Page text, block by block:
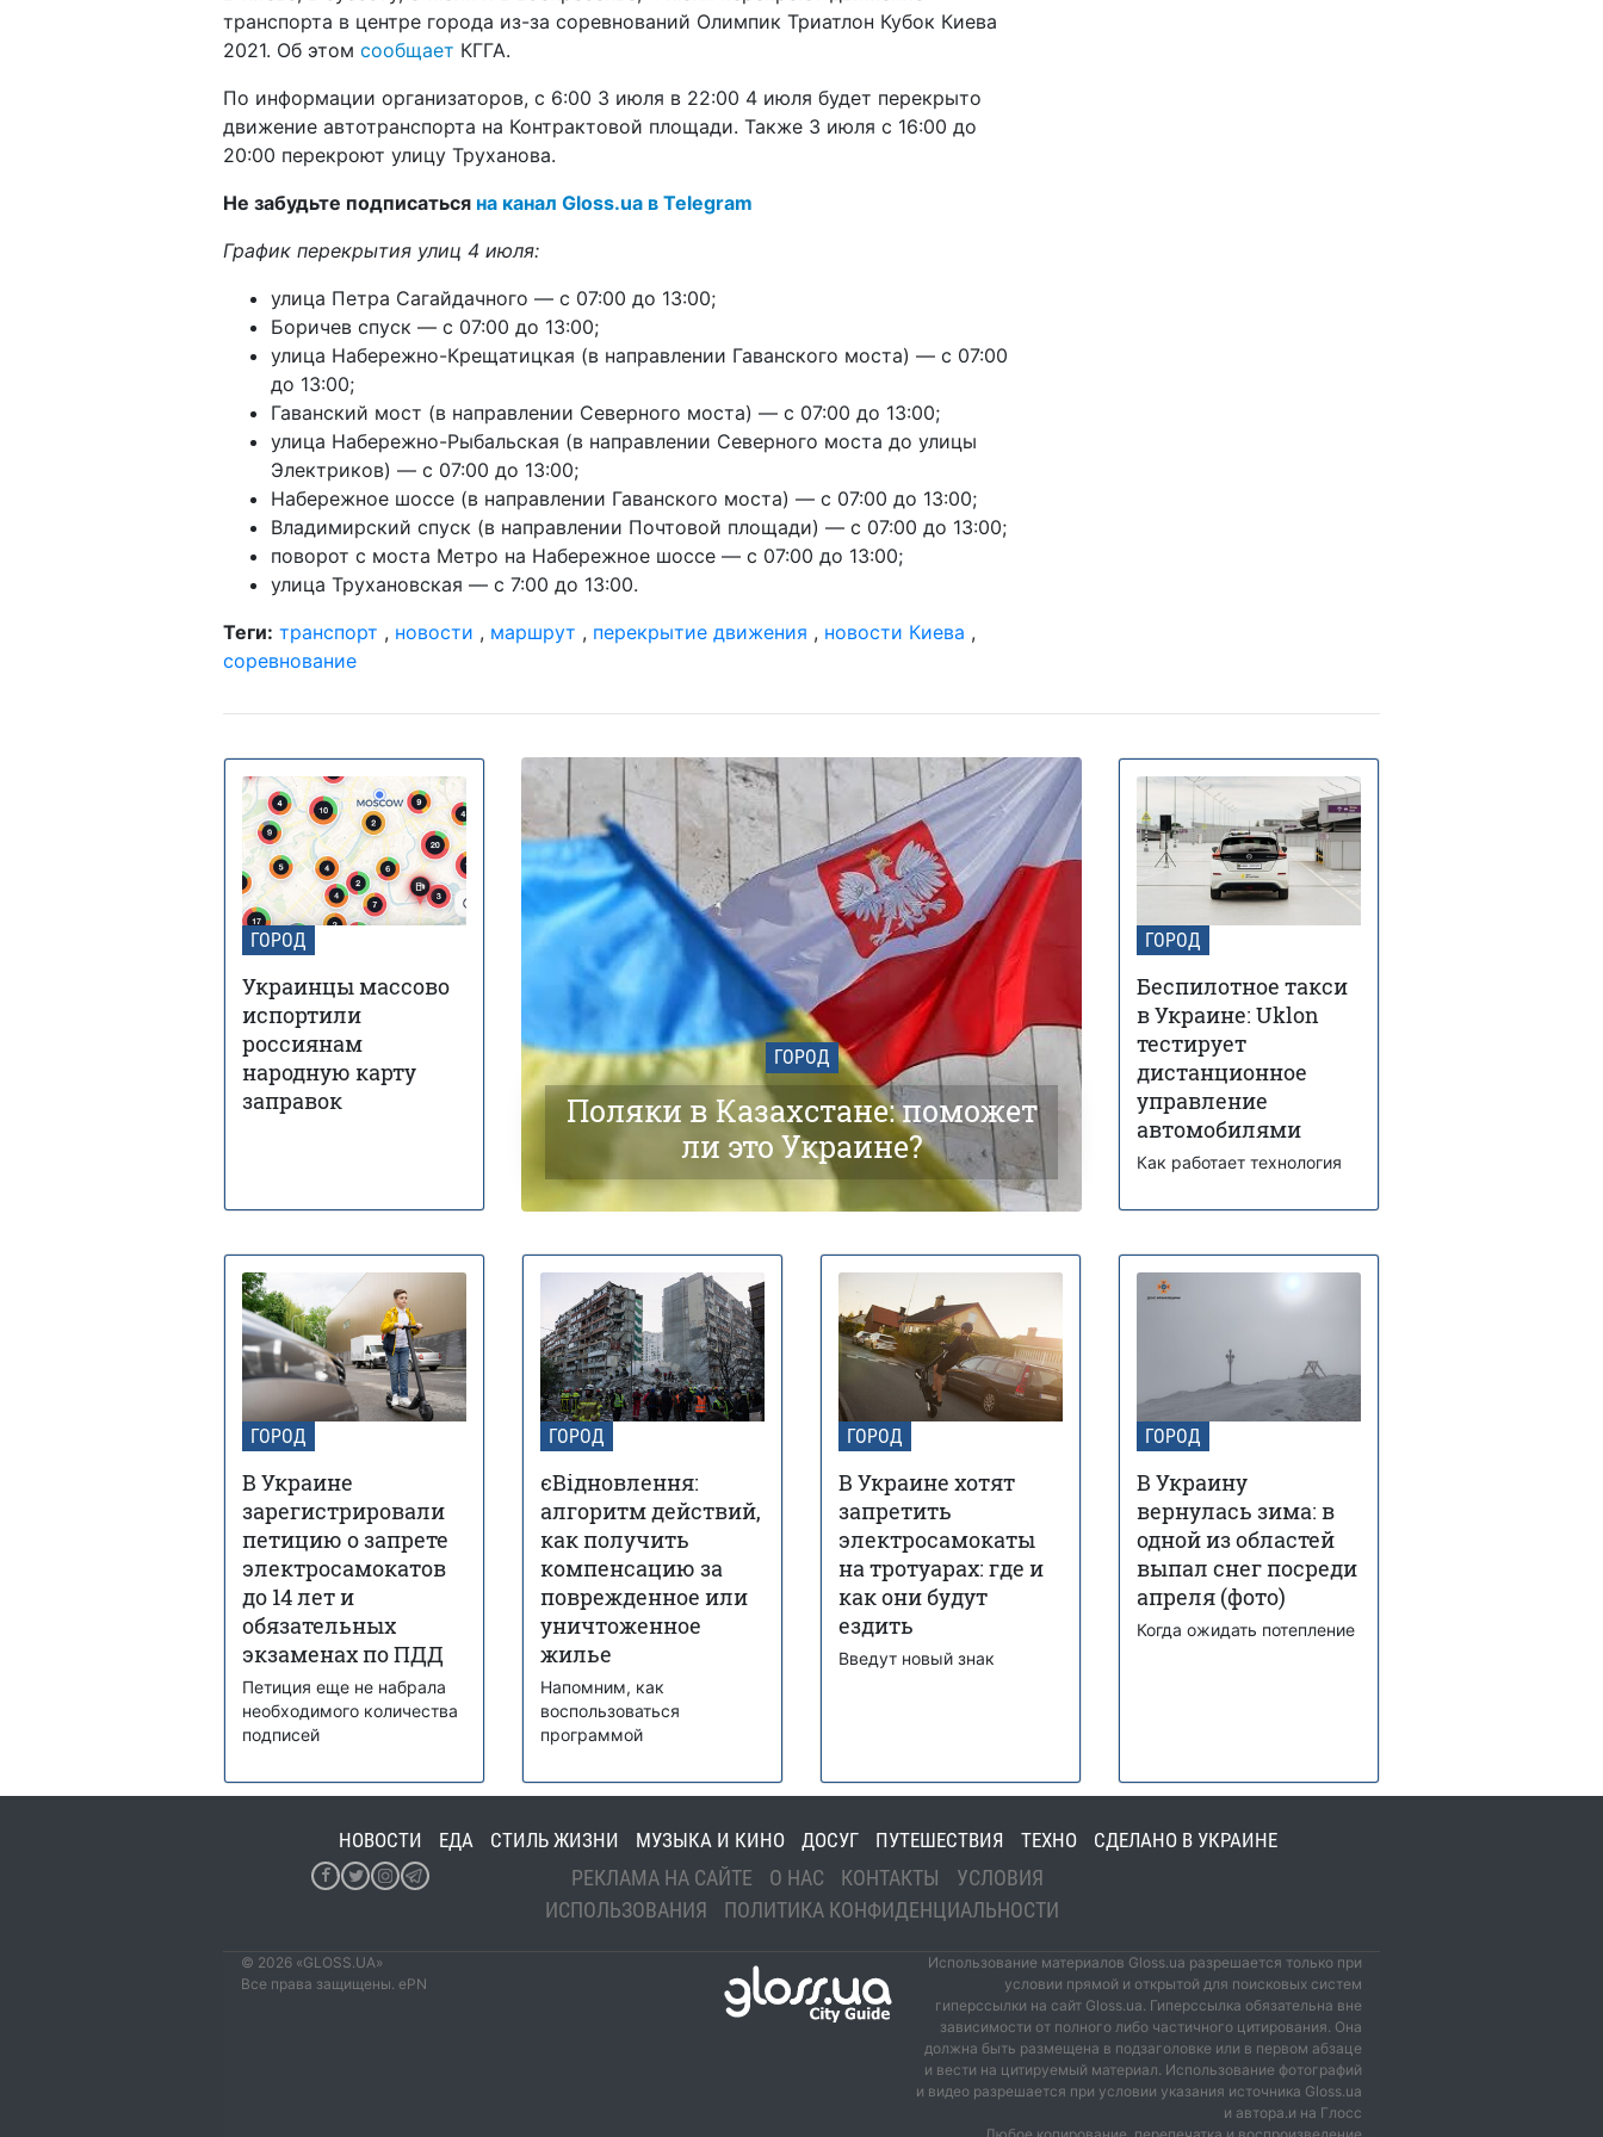
транспорта в центре города из-за соревнований Олимпик Триатлон Кубок Киева
2021. Об этом сообщает КГГА.
По информации организаторов, с 6:00 3 июля в 22:00 4 июля будет перекрыто
движение автотранспорта на Контрактовой площади. Также 3 июля с 16:00 до
20:00 перекроют улицу Труханова.
Не забудьте подписаться на канал Gloss.ua в Telegram
График перекрытия улиц 4 июля:
улица Петра Сагайдачного — с 07:00 до 13:00;
Боричев спуск — с 07:00 до 13:00;
улица Набережно-Крещатицкая (в направлении Гаванского моста) — с 07:00
до 13:00;
Гаванский мост (в направлении Северного моста) — с 07:00 до 13:00;
улица Набережно-Рыбальская (в направлении Северного моста до улицы
Электриков) — с 07:00 до 13:00;
Набережное шоссе (в направлении Гаванского моста) — с 07:00 до 13:00;
Владимирский спуск (в направлении Почтовой площади) — с 07:00 до 13:00;
поворот с моста Метро на Набережное шоссе — с 07:00 до 13:00;
улица Трухановская — с 7:00 до 13:00.
Теги: транспорт , новости , маршрут , перекрытие движения , новости Киева ,
соревнование
с диабетом
22 мая 17:54
В Украину идут дожди и
грозы: синоптик предупредила, в
каких областях испортится погода
19 мая 14:51
В каких районах Киева
больше всего возросла стоимость
аренды жилья – исследование
Заморозки до -5 накроют
Украину в мае: области и даты
ГОРОД
Украинцы массово
испортили
россиянам
народную карту
заправок
ГОРОД
Поляки в Казахстане: поможет
ли это Украине?
ГОРОД
Беспилотное такси
в Украине: Uklon
тестирует
дистанционное
управление
автомобилями
Как работает технология
ГОРОД
В Украине
зарегистрировали
петицию о запрете
электросамокатов
до 14 лет и
обязательных
экзаменах по ПДД
Петиция еще не набрала
необходимого количества
подписей
ГОРОД
єВідновлення:
алгоритм действий,
как получить
компенсацию за
поврежденное или
уничтоженное
жилье
Напомним, как
воспользоваться
программой
ГОРОД
В Украине хотят
запретить
электросамокаты
на тротуарах: где и
как они будут
ездить
Введут новый знак
ГОРОД
В Украину
вернулась зима: в
одной из областей
выпал снег посреди
апреля (фото)
Когда ожидать потепление
НОВОСТИ ЕДА СТИЛЬ ЖИЗНИ МУЗЫКА И КИНО ДОСУГ ПУТЕШЕСТВИЯ ТЕХНО СДЕЛАНО В УКРАИНЕ
РЕКЛАМА НА САЙТЕ О НАС КОНТАКТЫ
УСЛОВИЯ
ИСПОЛЬЗОВАНИЯ
ПОЛИТИКА КОНФИДЕНЦИАЛЬНОСТИ
© 2026 «GLOSS.UA»
Все права защищены. ePN
Использование материалов Gloss.ua разрешается только при
условии прямой и открытой для поисковых систем
гиперссылки на сайт Gloss.ua. Гиперссылка обязательна вне
зависимости от полного либо частичного цитирования. Она
должна быть размещена в подзаголовке или в первом абзаце
и вести на цитируемый материал. Использование фотографий
и видео разрешается при условии указания источника Gloss.ua
и автора.и на Глосс